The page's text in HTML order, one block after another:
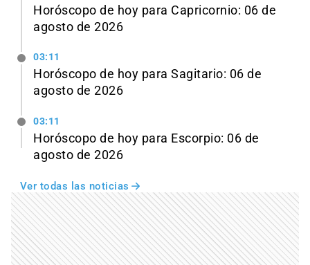
Horóscopo de hoy para Capricornio: 06 de
agosto de 2026
03:11
Horóscopo de hoy para Sagitario: 06 de
agosto de 2026
03:11
Horóscopo de hoy para Escorpio: 06 de
agosto de 2026
Ver todas las noticias